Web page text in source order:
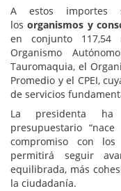
A estos importes
losorganismos y
en conjunto
Organismo
Tauromaquia, el
Promedio y el CPEI,
de servicios
La presidenta ha
presupuestario
compromiso con
permitirá seguir
equilibrada, más
la ciudadanía.